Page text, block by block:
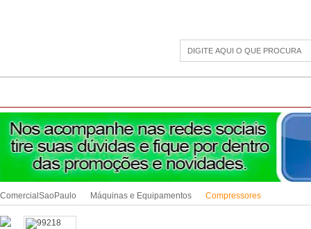
ComercialSaoPaulo Máquinas e Equipamentos Compressores